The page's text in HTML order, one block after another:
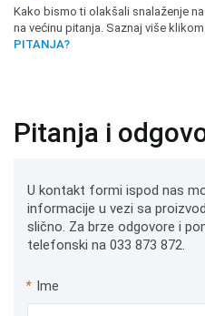
Kako bismo ti olakšali snalaženje
na većinu pitanja. Saznaj više
PITANJA?
Pitanja i
U kontakt formi ispod nas
informacije u vezi sa
slično. Za brze odgovore i
telefonski na 033 873 872.
* Ime